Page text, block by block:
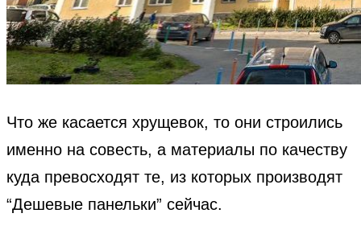
Что же касается хрущевок, то они строились
именно на совесть, а материалы по качеству
куда превосходят те, из которых производят
“Дешевые панельки” сейчас.